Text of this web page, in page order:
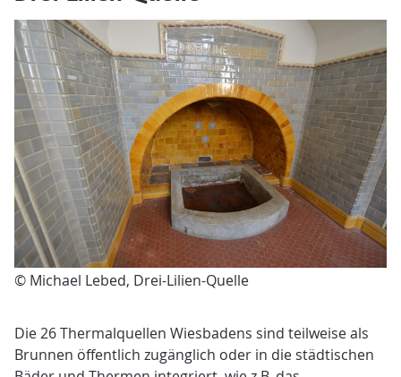
© Michael Lebed, Drei-Lilien-Quelle
Die 26 Thermalquellen Wiesbadens sind teilweise als
Brunnen öffentlich zugänglich oder in die städtischen